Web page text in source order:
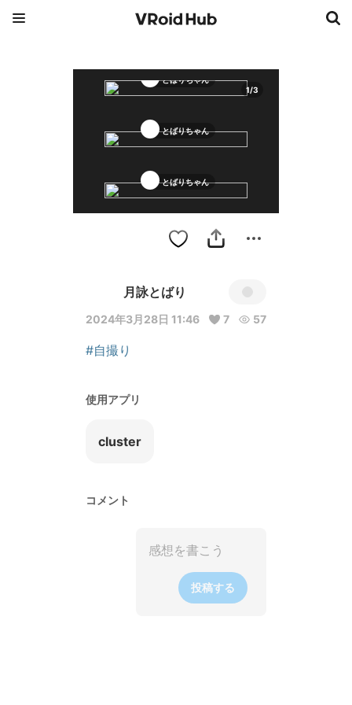
1/3
とばりちゃん
とばりちゃん
とばりちゃん
月詠とばり
2024年3月28日 11:46 7 57
#自撮り
使用アプリ
cluster
コメント
投稿する